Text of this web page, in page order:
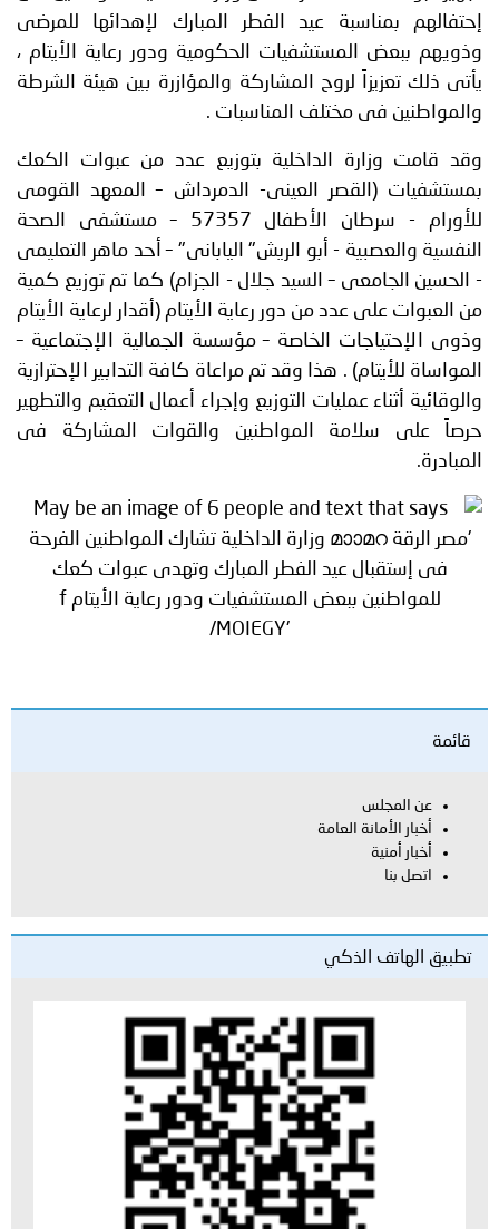
إحتفالهم بمناسبة عيد الفطر المبارك لإهدائها للمرضى
وذويهم ببعض المستشفيات الحكومية ودور رعاية الأيتام ،
يأتى ذلك تعزيزاً لروح المشاركة والمؤازرة بين هيئة الشرطة
والمواطنين فى مختلف المناسبات .
وقد قامت وزارة الداخلية بتوزيع عدد من عبوات الكعك
بمستشفيات (القصر العينى- الدمرداش – المعهد القومى
للأورام - سرطان الأطفال 57357 – مستشفى الصحة
النفسية والعصبية - أبو الريش" اليابانى" – أحد ماهر التعليمى
- الحسين الجامعى – السيد جلال - الجزام) كما تم توزيع كمية
من العبوات على عدد من دور رعاية الأيتام (أقدار لرعاية الأيتام
وذوى الإحتياجات الخاصة – مؤسسة الجمالية الإجتماعية –
المواساة للأيتام) . هذا وقد تم مراعاة كافة التدابير الإحترازية
والوقائية أثناء عمليات التوزيع وإجراء أعمال التعقيم والتطهير
حرصاً على سلامة المواطنين والقوات المشاركة فى
المبادرة.
قائمة
عن المجلس
أخبار الأمانة العامة
أخبار أمنية
اتصل بنا
تطبيق الهاتف الذكي